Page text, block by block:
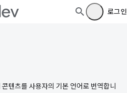
로그인
텐츠를 사용자의 기본 언어로 번역합니